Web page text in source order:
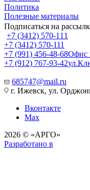
Политика
Полезные материалы
Подписаться на
+7 (3412) 570-111
+7 (3412) 570-111
+7 (991) 456-48-68Офис
+7 (912) 767-93-42
685747@mail.ru
г. Ижевск, ул.
Вконтакте
Max
2026 © «АРГО»
Разработано в